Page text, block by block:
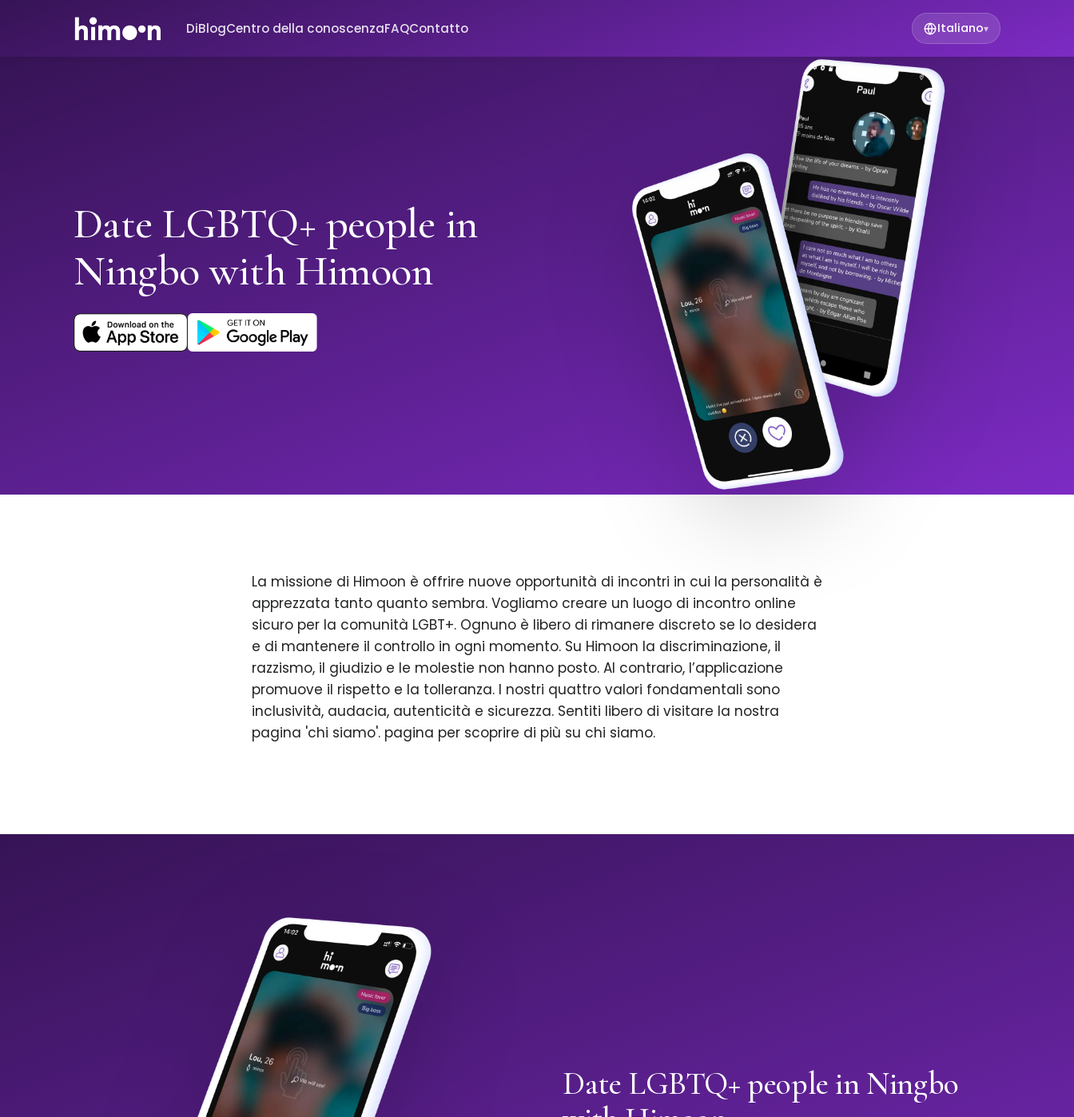
DiBlogCentro della conoscenzaFAQContatto Italiano▾
Date LGBTQ+ people in
Ningbo with Himoon
La missione di Himoon è offrire nuove opportunità di incontri in cui la personalità è
apprezzata tanto quanto sembra. Vogliamo creare un luogo di incontro online
sicuro per la comunità LGBT+. Ognuno è libero di rimanere discreto se lo desidera
e di mantenere il controllo in ogni momento. Su Himoon la discriminazione, il
razzismo, il giudizio e le molestie non hanno posto. Al contrario, l’applicazione
promuove il rispetto e la tolleranza. I nostri quattro valori fondamentali sono
inclusività, audacia, autenticità e sicurezza. Sentiti libero di visitare la nostra
pagina 'chi siamo'. pagina per scoprire di più su chi siamo.
Date LGBTQ+ people in Ningbo